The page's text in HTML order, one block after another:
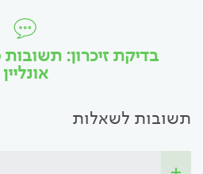
בדיקת זיכרון: תשובות
אונליין
תשובות לשאלות